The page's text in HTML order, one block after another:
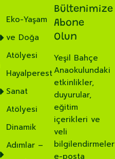
Eko-Yaşam
ve Doğa
Atölyesi
Hayalperest
Sanat
Atölyesi
Dinamik
Adımlar –
Bültenimize
Abone
Olun
Yeşil Bahçe
Anaokulundaki
etkinlikler,
duyurular,
eğitim
içerikleri ve
veli
e-posta